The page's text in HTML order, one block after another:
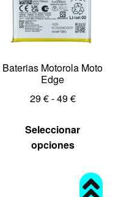
Baterias Motorola Moto
Edge
29€-49€
Seleccionar
opciones